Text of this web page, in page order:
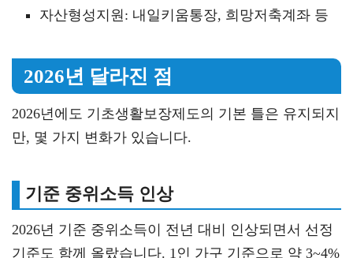
자산형성지원: 내일키움통장, 희망저축계좌 등
2026년 달라진 점
2026년에도 기초생활보장제도의 기본 틀은 유지되지
만, 몇 가지 변화가 있습니다.
기준 중위소득 인상
2026년 기준 중위소득이 전년 대비 인상되면서 선정
기준도 함께 올랐습니다. 1인 가구 기준으로 약 3~4%